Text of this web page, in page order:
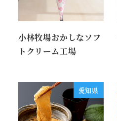
小林牧場おかしなソフ
トクリーム工場
愛知県